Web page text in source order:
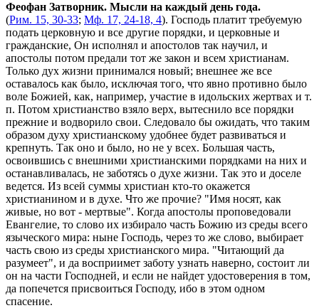
Феофан Затворник. Мысли на каждый день года.
(Рим. 15, 30-33; Мф. 17, 24-18, 4). Господь платит требуемую
подать церковную и все другие порядки, и церковные и
гражданские, Он исполнял и апостолов так научил, и
апостолы потом предали тот же закон и всем христианам.
Только дух жизни принимался новый; внешнее же все
оставалось как было, исключая того, что явно противно было
воле Божией, как, например, участие в идольских жертвах и т.
п. Потом христианство взяло верх, вытеснило все порядки
прежние и водворило свои. Следовало бы ожидать, что таким
образом духу христианскому удобнее будет развиваться и
крепнуть. Так оно и было, но не у всех. Большая часть,
освоившись с внешними христианскими порядками на них и
останавливалась, не заботясь о духе жизни. Так это и доселе
ведется. Из всей суммы христиан кто-то окажется
христианином и в духе. Что же прочие? "Имя носят, как
живые, но вот - мертвые". Когда апостолы проповедовали
Евангелие, то слово их избирало часть Божию из среды всего
языческого мира: ныне Господь, через то же слово, выбирает
часть свою из среды христианского мира. "Читающий да
разумеет", и да восприимет заботу узнать наверно, состоит ли
он на части Господней, и если не найдет удостоверения в том,
да попечется присвоиться Господу, ибо в этом одном
спасение.